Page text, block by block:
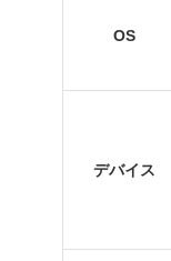
OS
デバイス